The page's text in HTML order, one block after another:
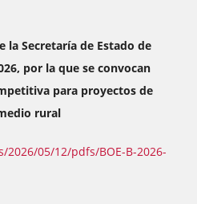
la Secretaría de Estado de
por la que se convocan
para proyectos de
rural
05/12/pdfs/BOE-B-2026-